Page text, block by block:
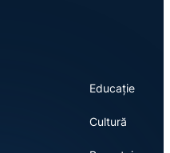
Educație
Cultură